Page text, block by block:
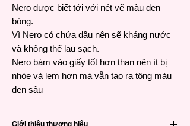
Nero được biết tới với nét vẽ màu đen
bóng.
Vì Nero có chứa dầu nên sẽ kháng nước
và không thể lau sạch.
Nero bám vào giấy tốt hơn than nên ít bị
nhòe và lem hơn mà vẫn tạo ra tông màu
đen sâu